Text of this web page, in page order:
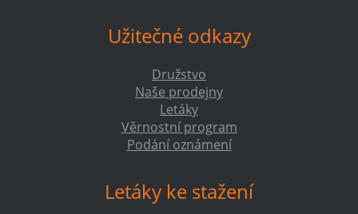
Užitečné odkazy
Družstvo
Naše prodejny
Letáky
Věrnostní program
Podání oznámení
Letáky ke stažení